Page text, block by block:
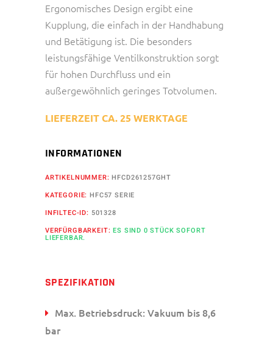
Ergonomisches Design ergibt eine
Kupplung, die einfach in der Handhabung
und Betätigung ist. Die besonders
leistungsfähige Ventilkonstruktion sorgt
für hohen Durchfluss und ein
außergewöhnlich geringes Totvolumen.
LIEFERZEIT CA. 25 WERKTAGE
INFORMATIONEN
ARTIKELNUMMER:HFCD261257GHT
KATEGORIE:HFC57 SERIE
INFILTEC-ID: 501328
VERFÜRGBARKEIT:ES SIND 0 STÜCK SOFORT
LIEFERBAR.
SPEZIFIKATION
Max. Betriebsdruck: Vakuum bis 8,6
bar